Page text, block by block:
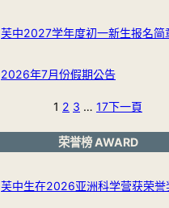
芙中2027学年度初一新生报名简
2026年7月份假期公告
1 2 3 … 17下一頁
荣誉榜 AWARD
芙中生在2026亚洲科学营获荣誉